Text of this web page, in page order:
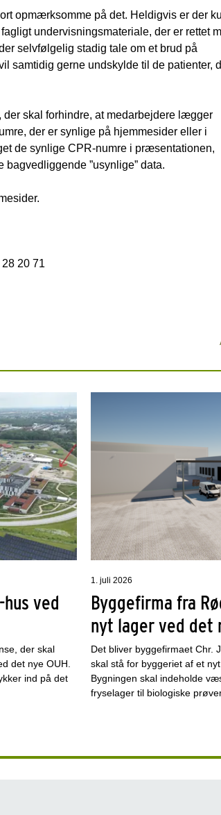
opmærksomme på det. Heldigvis er der
undervisningsmateriale, der er rettet
selvfølgelig stadig tale om et brud på
samtidig gerne undskylde til de patienter,
skal forhindre, at medarbejdere lægger
der er synlige på hjemmesider eller i
de synlige CPR-numre i præsentationen,
”usynlige” data.
20 71
ved
der skal
det nye OUH.
ind på det
1. juli 2026
Byggefirma fra
nyt lager ved det
Det bliver byggefirmaet Chr.
skal stå for byggeriet af et
Bygningen skal indeholde
fryselager til biologiske